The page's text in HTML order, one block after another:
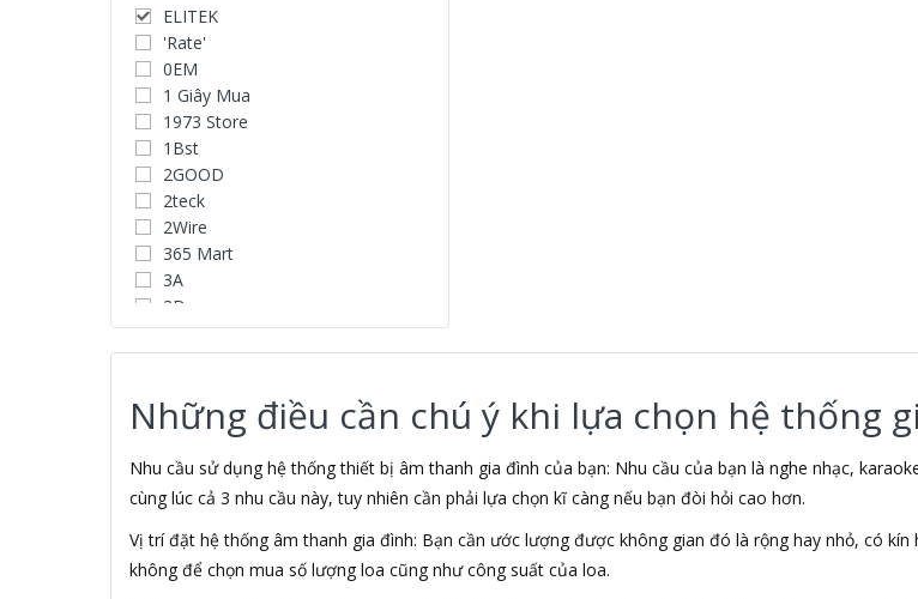
ELITEK
'Rate'
0EM
1 Giây Mua
1973 Store
1Bst
2GOOD
2teck
2Wire
365 Mart
3A
3D
3D Water Speaker
3Dconnexion
3S
5A systems
7Gift Shop
A 100+
A Clock
A & T
AAD
Những điều cần chú ý khi lựa chọn hệ thống
Nhu cầu sử dụng hệ thống thiết bị âm thanh gia đình của bạn: Nhu cầu của bạn là nghe nhạc,
cùng lúc cả 3 nhu cầu này, tuy nhiên cần phải lựa chọn kĩ càng nếu bạn đòi hỏi cao hơn.
Vị trí đặt hệ thống âm thanh gia đình: Bạn cần ước lượng được không gian đó là rộng hay nhỏ, có
không để chọn mua số lượng loa cũng như công suất của loa.